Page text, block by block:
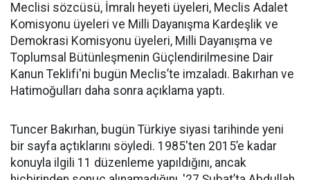
Meclisi sözcüsü, İmralı heyeti üyeleri, Meclis Adalet
Komisyonu üyeleri ve Milli Dayanışma Kardeşlik ve
Demokrasi Komisyonu üyeleri, Milli Dayanışma ve
Toplumsal Bütünleşmenin Güçlendirilmesine Dair
Kanun Teklifi'ni bugün Meclis’te imzaladı. Bakırhan ve
Hatimoğulları daha sonra açıklama yaptı.
Tuncer Bakırhan, bugün Türkiye siyasi tarihinde yeni
bir sayfa açtıklarını söyledi. 1985'ten 2015’e kadar
konuyla ilgili 11 düzenleme yapıldığını, ancak